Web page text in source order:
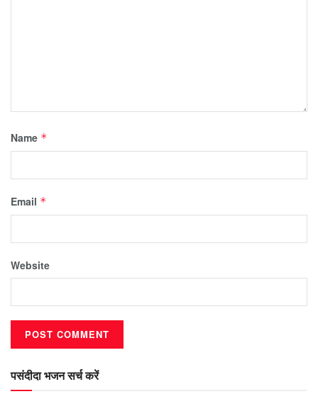
Name *
Email *
Website
पसंदीदा भजन सर्च करें